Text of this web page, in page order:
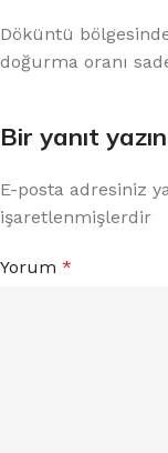
Döküntü
doğurma oranı
Bir yanıt yazın
E-posta adresiniz
işaretlenmişlerdir
Yorum *